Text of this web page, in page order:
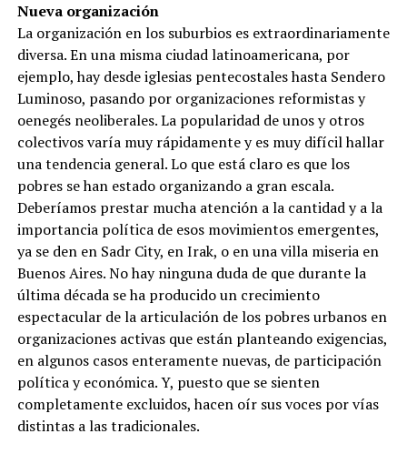
Nueva organización
La organización en los suburbios es extraordinariamente
diversa. En una misma ciudad latinoamericana, por
ejemplo, hay desde iglesias pentecostales hasta Sendero
Luminoso, pasando por organizaciones reformistas y
oenegés neoliberales. La popularidad de unos y otros
colectivos varía muy rápidamente y es muy difícil hallar
una tendencia general. Lo que está claro es que los
pobres se han estado organizando a gran escala.
Deberíamos prestar mucha atención a la cantidad y a la
importancia política de esos movimientos emergentes,
ya se den en Sadr City, en Irak, o en una villa miseria en
Buenos Aires. No hay ninguna duda de que durante la
última década se ha producido un crecimiento
espectacular de la articulación de los pobres urbanos en
organizaciones activas que están planteando exigencias,
en algunos casos enteramente nuevas, de participación
política y económica. Y, puesto que se sienten
completamente excluidos, hacen oír sus voces por vías
distintas a las tradicionales.